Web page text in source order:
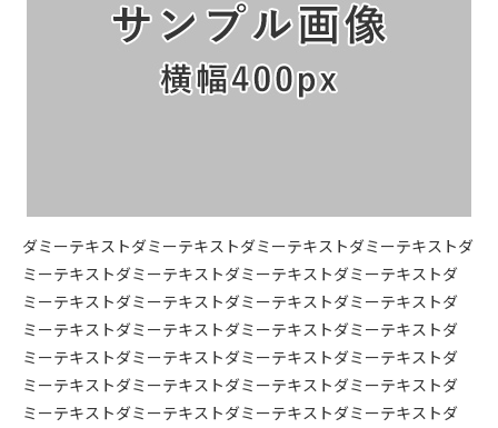
ダミーテキストダミーテキストダミーテキストダミーテキストダ
ミーテキストダミーテキストダミーテキストダミーテキストダ
ミーテキストダミーテキストダミーテキストダミーテキストダ
ミーテキストダミーテキストダミーテキストダミーテキストダ
ミーテキストダミーテキストダミーテキストダミーテキストダ
ミーテキストダミーテキストダミーテキストダミーテキストダ
ミーテキストダミーテキストダミーテキストダミーテキストダ